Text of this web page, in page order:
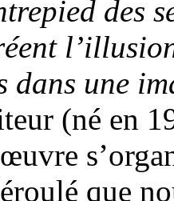
des
dans une
(né en
que